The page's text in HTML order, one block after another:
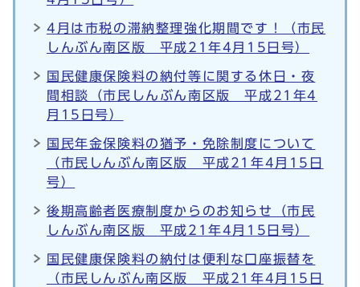
4月は市税の滞納整理強化期間です！（市民
しんぶん南区版 平成21年4月15日号）
国民健康保険料の納付等に関する休日・夜
間相談（市民しんぶん南区版 平成21年4
月15日号）
国民年金保険料の猶予・免除制度について
（市民しんぶん南区版 平成21年4月15日
号）
後期高齢者医療制度からのお知らせ（市民
しんぶん南区版 平成21年4月15日号）
国民健康保険料の納付は便利な口座振替を
（市民しんぶん南区版 平成21年4月15日